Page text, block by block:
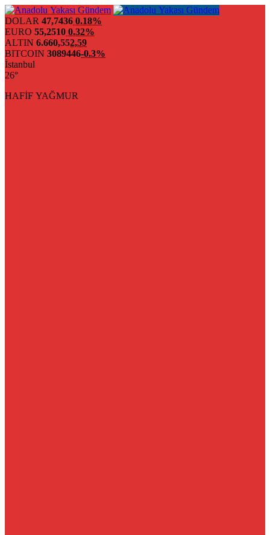
DOLAR 47,7436 0.18%
EURO 55,2510 0.32%
ALTIN 6.660,552,59
BITCOIN 3089446-0.3%
İstanbul
26°
HAFİF YAĞMUR